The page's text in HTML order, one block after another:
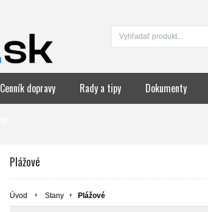
Cenník dopravy Rady a tipy Dokumenty
Plážové
Úvod Stany Plážové